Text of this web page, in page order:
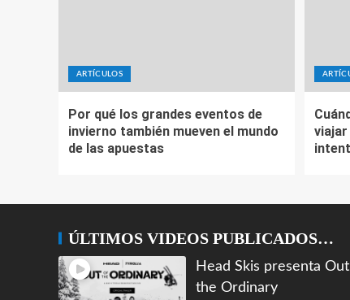
ARTÍCULOS
Por qué los grandes eventos de
invierno también mueven el mundo
de las apuestas
viajar
ÚLTIMOS VIDEOS PUBLICADOS…
Head Skis presenta
the Ordinary